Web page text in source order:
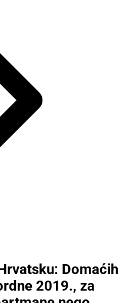
Domaćih
2019., za